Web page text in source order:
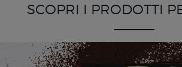
SCOPRI I PRODOTTI